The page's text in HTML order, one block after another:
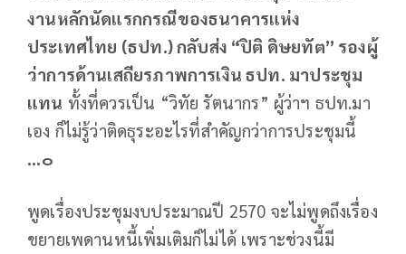
งานหลักนัดแรกกรณีของธนาคารแห่ง
ประเทศไทย (ธปท.) กลับส่ง “ปิติ ดิษยทัต” รองผู้
ว่าการด้านเสถียรภาพการเงิน ธปท. มาประชุม
แทน ทั้งที่ควรเป็น “วิทัย รัตนากร” ผู้ว่าฯ ธปท.มา
เอง ก็ไม่รู้ว่าติดธุระอะไรที่สำคัญกว่าการประชุมนี้
...๐
พูดเรื่องประชุมงบประมาณปี 2570 จะไม่พูดถึงเรื่อง
ขยายเพดานหนี้เพิ่มเติมก็ไม่ได้ เพราะช่วงนี้มี